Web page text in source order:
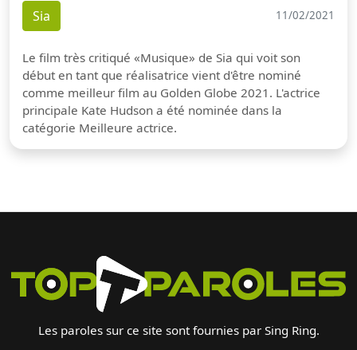
Sia 11/02/2021
Le film très critiqué «Musique» de Sia qui voit son
début en tant que réalisatrice vient d'être nominé
comme meilleur film au Golden Globe 2021. L'actrice
principale Kate Hudson a été nominée dans la
catégorie Meilleure actrice.
Les paroles sur ce site sont fournies par Sing Ring.